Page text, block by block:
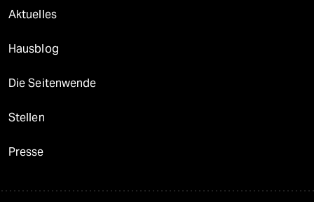
Aktuelles
Hausblog
Die Seitenwende
Stellen
Presse